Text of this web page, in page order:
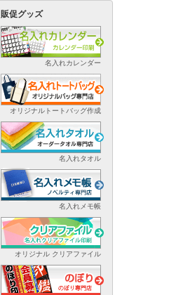
販促グッズ
名入れカレンダー
オリジナルトートバッグ作成
名入れタオル
名入れメモ帳
オリジナル クリアファイル